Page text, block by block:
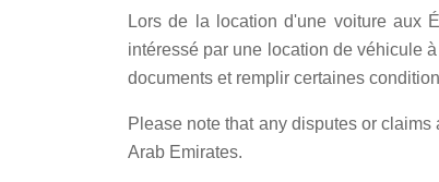
Lors de la location d'une voiture aux
intéressé par une location de véhicule
documents et remplir certaines
Please note that any disputes or
Arab Emirates.